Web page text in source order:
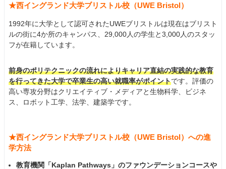
★西イングランド大学ブリストル校（UWE Bristol）
1992年に大学として認可されたUWEブリストルは現在はブリスト
ルの街に4か所のキャンパス、29,000人の学生と3,000人のスタッ
フが在籍しています。
前身のポリテクニックの流れによりキャリア直結の実践的な教育
を行ってきた大学で卒業生の高い就職率がポイントです。評価の
高い専攻分野はクリエイティブ・メディアと生物科学、ビジネ
ス、ロボット工学、法学、建築学です。
★西イングランド大学ブリストル校（UWE Bristol）への進
学方法
教育機関「Kaplan Pathways」のファウンデーションコースや